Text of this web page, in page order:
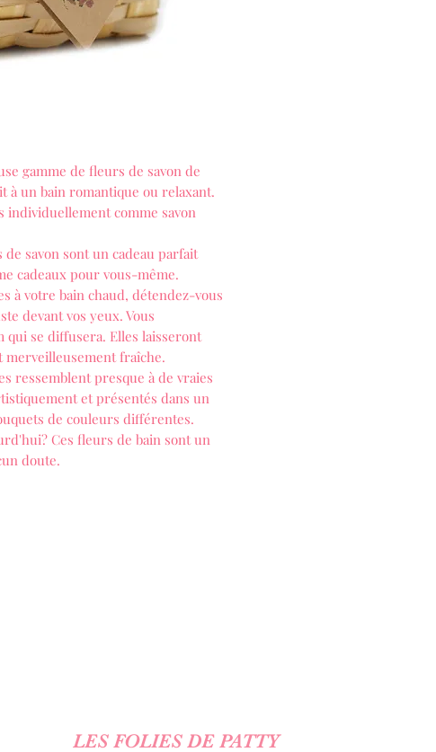
gamme de fleurs de savon de
à un bain romantique ou relaxant.
individuellement comme savon
savon sont un cadeau parfait
cadeaux pour vous-même.
à votre bain chaud, détendez-vous
devant vos yeux. Vous
se diffusera. Elles laisseront
merveilleusement fraîche.
ressemblent presque à de vraies
et présentés dans un
de couleurs différentes.
Ces fleurs de bain sont un
doute.
LES FOLIES DE PATTY